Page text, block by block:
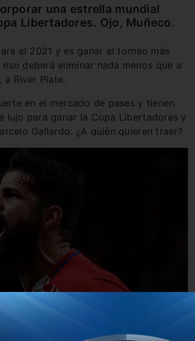
una estrella mundial
Libertadores. Ojo, Muñeco.
el 2021 y es ganar el torneo más
deberá eliminar nada menos que a
River Plate.
en el mercado de pases y tienen
lujo para ganar la Copa Libertadores y
Gallardo. ¿A quién quieren traer?